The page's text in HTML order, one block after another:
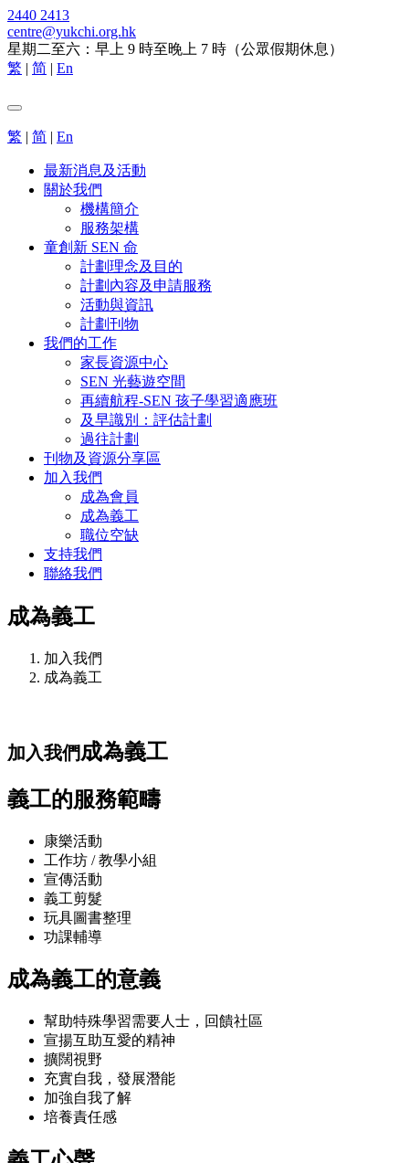
2440 2413
centre@yukchi.org.hk
星期二至六：早上 9 時至晚上 7 時（公眾假期休息）
繁 | 简 | En
繁 | 简 | En
最新消息及活動
關於我們
機構簡介
服務架構
童創新 SEN 命
計劃理念及目的
計劃內容及申請服務
活動與資訊
計劃刊物
我們的工作
家長資源中心
SEN 光藝遊空間
再續航程-SEN 孩子學習適應班
及早識別：評估計劃
過往計劃
刊物及資源分享區
加入我們
成為會員
成為義工
職位空缺
支持我們
聯絡我們
成為義工
加入我們
成為義工
加入我們成為義工
義工的服務範疇
康樂活動
工作坊 / 教學小組
宣傳活動
義工剪髮
玩具圖書整理
功課輔導
成為義工的意義
幫助特殊學習需要人士，回饋社區
宣揚互助互愛的精神
擴闊視野
充實自我，發展潛能
加強自我了解
培養責任感